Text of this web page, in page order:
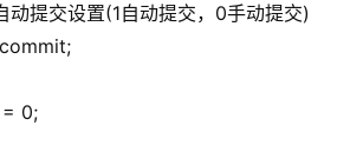
动提交设置(1自动提交，0手动提交)
0;